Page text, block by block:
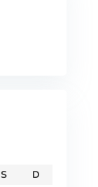
S
D